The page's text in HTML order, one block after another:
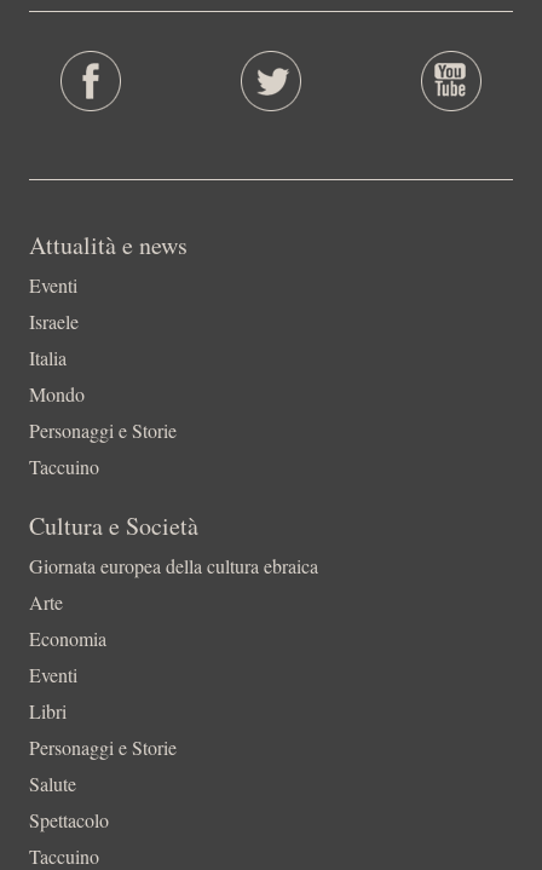
Attualità e news
Eventi
Israele
Italia
Mondo
Personaggi e Storie
Taccuino
Cultura e Società
Giornata europea della cultura ebraica
Arte
Economia
Eventi
Libri
Personaggi e Storie
Salute
Spettacolo
Taccuino